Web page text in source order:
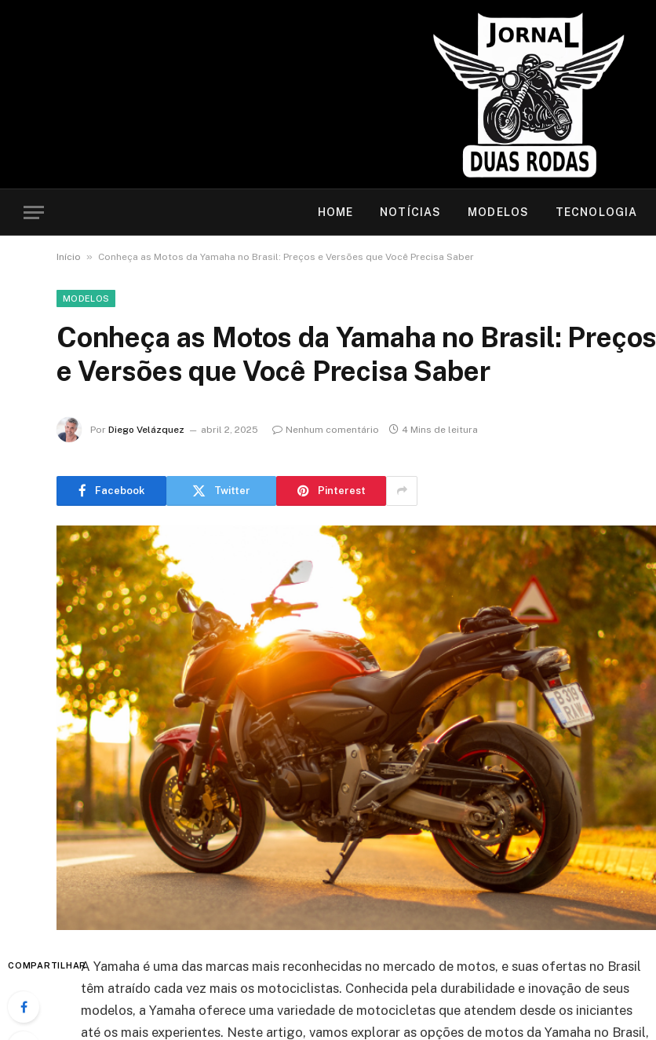
HOME NOTÍCIAS MODELOS TECNOLOGIA
Início » Conheça as Motos da Yamaha no Brasil: Preços e Versões que Você Precisa Saber
MODELOS
Conheça as Motos da Yamaha no Brasil: Preços
e Versões que Você Precisa Saber
Por Diego Velázquez abril 2, 2025 Nenhum comentário 4 Mins de leitura
Facebook Twitter Pinterest
COMPARTILHARA Yamaha é uma das marcas mais reconhecidas no mercado de motos, e suas ofertas no Brasil
têm atraído cada vez mais os motociclistas. Conhecida pela durabilidade e inovação de seus
modelos, a Yamaha oferece uma variedade de motocicletas que atendem desde os iniciantes
até os mais experientes. Neste artigo, vamos explorar as opções de motos da Yamaha no Brasil,